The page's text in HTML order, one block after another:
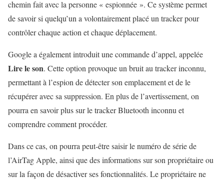
chemin fait avec la personne « espionnée ». Ce système permet
de savoir si quelqu’un a volontairement placé un tracker pour
contrôler chaque action et chaque déplacement.
Google a également introduit une commande d’appel, appelée
Lire le son. Cette option provoque un bruit au tracker inconnu,
permettant à l’espion de détecter son emplacement et de le
récupérer avec sa suppression. En plus de l’avertissement, on
pourra en savoir plus sur le tracker Bluetooth inconnu et
comprendre comment procéder.
Dans ce cas, on pourra peut-être saisir le numéro de série de
l’AirTag Apple, ainsi que des informations sur son propriétaire ou
sur la façon de désactiver ses fonctionnalités. Le propriétaire ne